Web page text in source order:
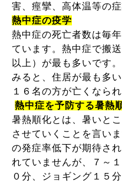
害、痙攣、高体温等の症
熱中症の疫学
熱中症の死亡者数は毎年
ています。熱中症で搬
以上）が最も多いです
みると、住居が最も多
１６名の方が亡くなられ
熱中症を予防する暑熱
暑熱順化とは、暑いと
させていくことを言い
の発症率低下が期待さ
れていませんが、７～
０分、ジョギング１５